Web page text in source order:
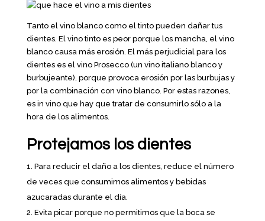
Tanto el vino blanco como el tinto pueden dañar tus
dientes. El vino tinto es peor porque los mancha, el vino
blanco causa más erosión. El más perjudicial para los
dientes es el vino Prosecco (un vino italiano blanco y
burbujeante), porque provoca erosión por las burbujas y
por la combinación con vino blanco. Por estas razones,
es in vino que hay que tratar de consumirlo sólo a la
hora de los alimentos.
Protejamos los dientes
Para reducir el daño a los dientes, reduce el número
de veces que consumimos alimentos y bebidas
azucaradas durante el día.
Evita picar porque no permitimos que la boca se